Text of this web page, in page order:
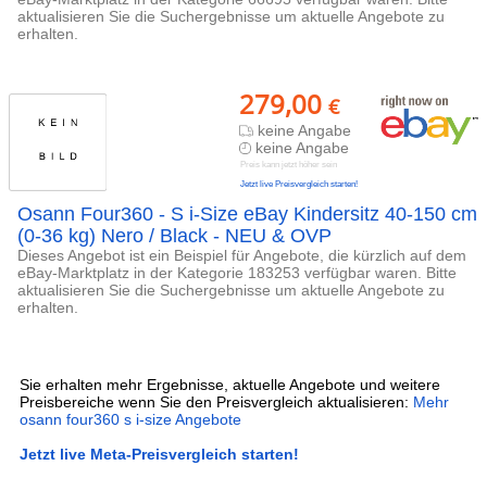
aktualisieren Sie die Suchergebnisse um aktuelle Angebote zu
erhalten.
279,00 €
keine Angabe
keine Angabe
Preis kann jetzt höher sein
Jetzt live Preisvergleich starten!
Osann Four360 - S i-Size eBay Kindersitz 40-150 cm
(0-36 kg) Nero / Black - NEU & OVP
Dieses Angebot ist ein Beispiel für Angebote, die kürzlich auf dem
eBay-Marktplatz in der Kategorie 183253 verfügbar waren. Bitte
aktualisieren Sie die Suchergebnisse um aktuelle Angebote zu
erhalten.
Sie erhalten mehr Ergebnisse, aktuelle Angebote und weitere
Preisbereiche wenn Sie den Preisvergleich aktualisieren: Mehr
osann four360 s i-size Angebote
Jetzt live Meta-Preisvergleich starten!